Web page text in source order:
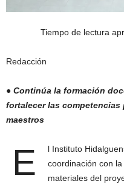
Tiempo de lectura
Redacción
● Continúa la formación
fortalecer las competencias
maestros
E
l Instituto
coordinación con
materiales del